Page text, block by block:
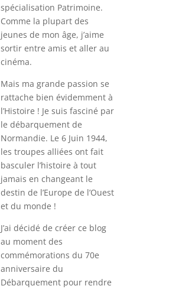
spécialisation Patrimoine.
Comme la plupart des
jeunes de mon âge, j’aime
sortir entre amis et aller au
cinéma.
Mais ma grande passion se
rattache bien évidemment à
l’Histoire ! Je suis fasciné par
le débarquement de
Normandie. Le 6 Juin 1944,
les troupes alliées ont fait
basculer l’histoire à tout
jamais en changeant le
destin de l’Europe de l’Ouest
et du monde !
J’ai décidé de créer ce blog
au moment des
commémorations du 70e
anniversaire du
Débarquement pour rendre